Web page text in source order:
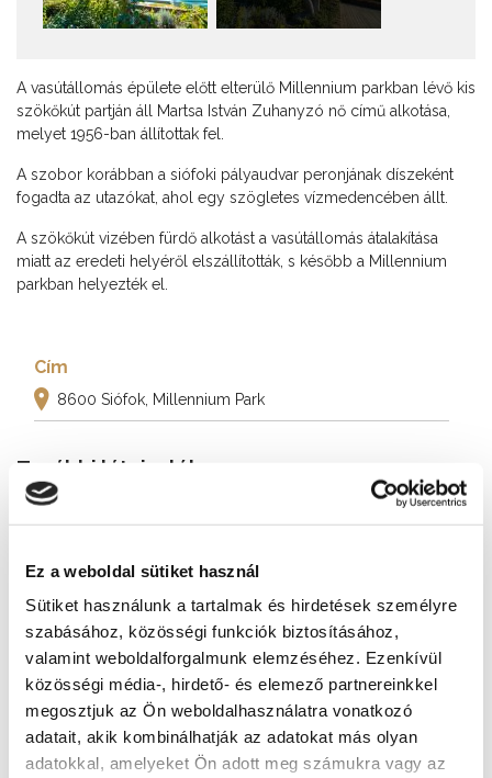
Ez a weboldal sütiket használ
Sütiket használunk a tartalmak és hirdetések személyre
szabásához, közösségi funkciók biztosításához,
valamint weboldalforgalmunk elemzéséhez. Ezenkívül
közösségi média-, hirdető- és elemező partnereinkkel
megosztjuk az Ön weboldalhasználatra vonatkozó
adatait, akik kombinálhatják az adatokat más olyan
adatokkal, amelyeket Ön adott meg számukra vagy az
A vasútállomás épülete előtt elterülő Millennium parkban lévő kis
szökőkút partján áll Martsa István Zuhanyzó nő című alkotása,
melyet 1956-ban állítottak fel.
A szobor korábban a siófoki pályaudvar peronjának díszeként
fogadta az utazókat, ahol egy szögletes vízmedencében állt.
A szökőkút vizében fürdő alkotást a vasútállomás átalakítása
miatt az eredeti helyéről elszállították, s később a Millennium
parkban helyezték el.
Cím
8600 Siófok, Millennium Park
További látnivalók